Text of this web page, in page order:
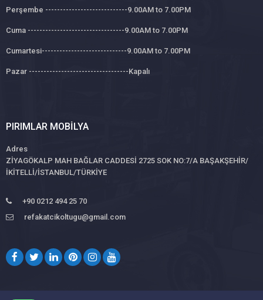
Perşembe ----------------------------9.00AM to 7.00PM
Cuma ---------------------------------9.00AM to 7.00PM
Cumartesi-----------------------------9.00AM to 7.00PM
Pazar ----------------------------------Kapalı
PIRIMLAR MOBILYA
Adres
ZİYAGÖKALP MAH BAĞLAR CADDESİ 2725 SOK NO:7/A BAŞAKŞEHİR/
İKİTELLİ/İSTANBUL/TÜRKİYE
+90 0212 494 25 70
refakatcikoltugu@gmail.com